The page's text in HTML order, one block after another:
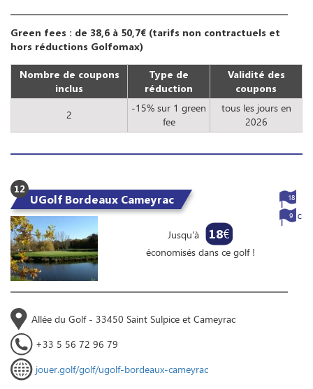
Green fees : de 38,6 à 50,7€ (tarifs non contractuels et
hors réductions Golfomax)
Nombre de coupons
inclus
Type de
réduction
Validité des
coupons
2
-15% sur 1 green
fee
tous les jours en
2026
12
UGolf Bordeaux Cameyrac
Jusqu'à 18€
économisés dans ce golf !
18
9
Allée du Golf - 33450 Saint Sulpice et Cameyrac
+33 5 56 72 96 79
jouer.golf/golf/ugolf-bordeaux-cameyrac